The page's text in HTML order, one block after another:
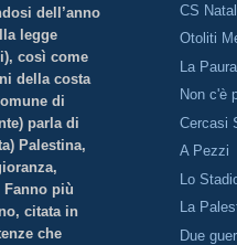
dell’anno
legge
così come
della costa
di
parla di
Palestina,
più
citata in
che
CS
Otoliti
La Paura
Non c'è
Cercasi
A Pezzi
Lo
La
Due